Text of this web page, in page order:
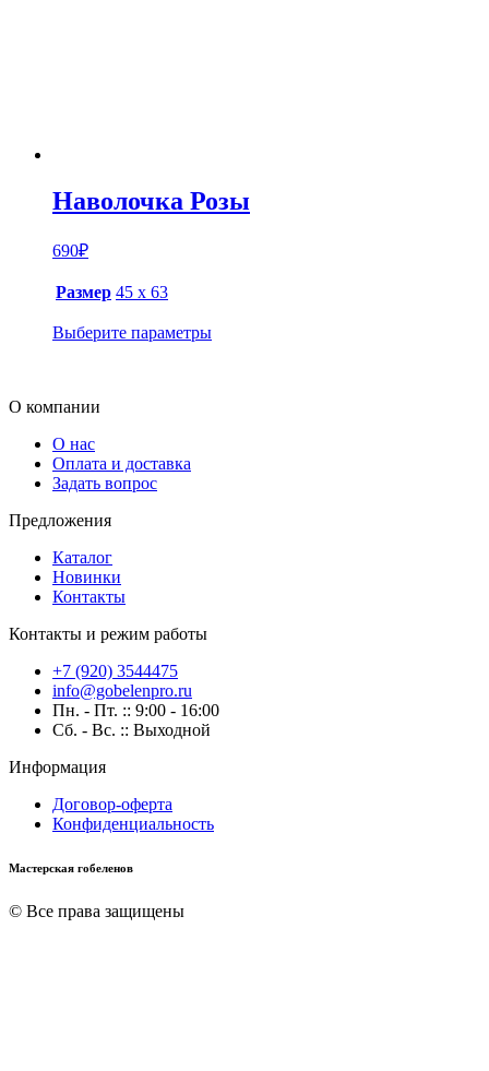
Наволочка Розы
690₽
Размер 45 х 63
Выберите параметры
О компании
О нас
Оплата и доставка
Задать вопрос
Предложения
Каталог
Новинки
Контакты
Контакты и режим работы
+7 (920) 3544475
info@gobelenpro.ru
Пн. - Пт. :: 9:00 - 16:00
Сб. - Вс. :: Выходной
Информация
Договор-оферта
Конфиденциальность
Мастерская гобеленов
© Все права защищены